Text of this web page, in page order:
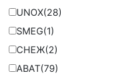
UNOX(28)
SMEG(1)
СНЕЖ(2)
ABAT(79)